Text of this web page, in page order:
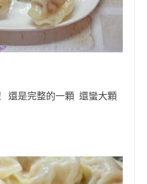
還是完整的一顆 還蠻大顆